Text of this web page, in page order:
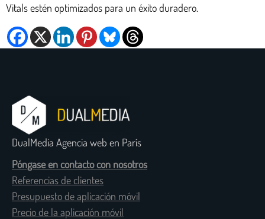
Vitals estén optimizados para un éxito duradero.
DualMedia Agencia web en París
Póngase en contacto con nosotros
Referencias de clientes
Presupuesto de aplicación móvil
Precio de la aplicación móvil